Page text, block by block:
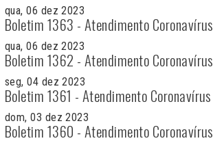
qua, 06 dez 2023
Boletim 1363 - Atendimento Coronavírus
qua, 06 dez 2023
Boletim 1362 - Atendimento Coronavírus
seg, 04 dez 2023
Boletim 1361 - Atendimento Coronavírus
dom, 03 dez 2023
Boletim 1360 - Atendimento Coronavírus